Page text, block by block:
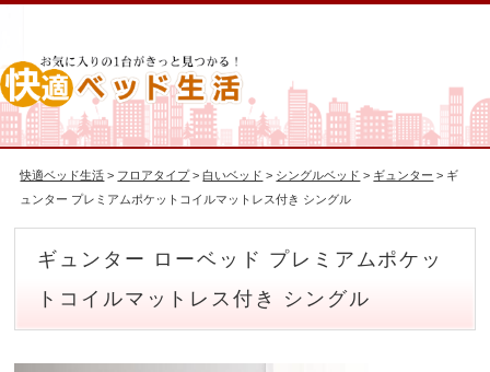
快適ベッド生活 > フロアタイプ >白いベッド > シングルベッド > ギュンター > ギ
ュンター プレミアムポケットコイルマットレス付き シングル
ギュンター ローベッド プレミアムポケッ
トコイルマットレス付き シングル